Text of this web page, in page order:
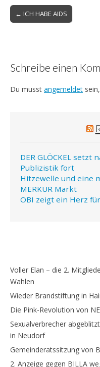
Post
navigation
← ICH HABE AIDS
Schreibe einen
Du musst angemeldet
DER GLÖCKEL setzt
Publizistik fort
Hitzewelle und eine
MERKUR Markt
OBI zeigt ein Herz
Voller Elan – die 2.
Wahlen
Wieder Brandstiftung in
Die Pink-Revolution von
Sexualverbrecher
in Neudorf
Gemeinderatssitzung von
2. Anzeige gegen BILLA